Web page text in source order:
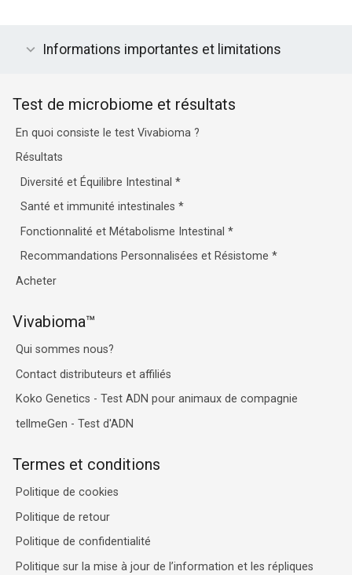
Informations importantes et limitations
Test de microbiome et résultats
En quoi consiste le test Vivabioma ?
Résultats
Diversité et Équilibre Intestinal*
Santé et immunité intestinales*
Fonctionnalité et Métabolisme Intestinal*
Recommandations Personnalisées et Résistome*
Acheter
Vivabioma™
Qui sommes nous?
Contact distributeurs et affiliés
Koko Genetics - Test ADN pour animaux de compagnie
tellmeGen - Test d'ADN
Termes et conditions
Politique de cookies
Politique de retour
Politique de confidentialité
Politique sur la mise à jour de l’information et les répliques